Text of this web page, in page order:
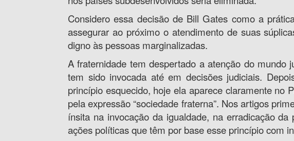
Considero essa decisão de Bill Gates como a
assegurar ao próximo o atendimento de suas
digno às pessoas marginalizadas.
A fraternidade tem despertado a atenção do mundo
tem sido invocada até em decisões judiciais.
princípio esquecido, hoje ela aparece claramente no
pela expressão “sociedade fraterna”. Nos artigos
ínsita na invocação da igualdade, na erradicação
ações políticas que têm por base esse princípio com